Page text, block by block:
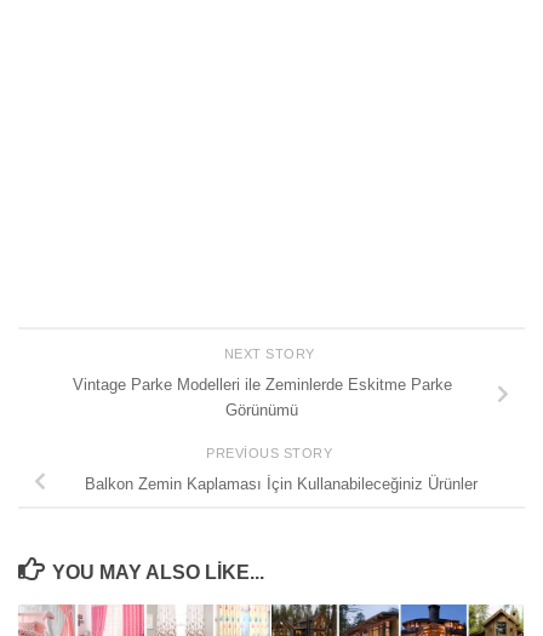
NEXT STORY
Vintage Parke Modelleri ile Zeminlerde Eskitme Parke
Görünümü
PREVIOUS STORY
Balkon Zemin Kaplaması İçin Kullanabileceğiniz Ürünler
YOU MAY ALSO LIKE...